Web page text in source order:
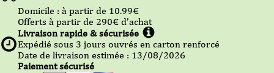
Domicile : à partir de 10.99€
Offerts à partir de 290€ d’achat
Livraison rapide & sécurisée
Expédié sous 3 jours ouvrés en carton renforcé
Date de livraison estimée : 13/08/2026
Paiement sécurisé